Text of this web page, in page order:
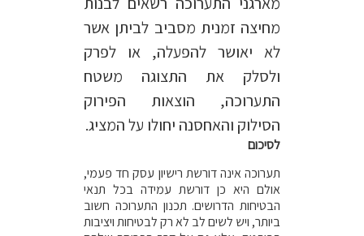
מחיצה זמנית מסביב לביתן אשר
לא יאושר להפעלה, או לפרק
ולסלק את התצוגה משטח
התערוכה, הוצאות הפירוק
הסילוק והאחסנה יחולו על המציג.
לסיכום
תערוכה אינה דורשת רישיון עסק חד פעמי,
אולם היא כן דורשת עמידה בכל תנאי
הבטיחות הדרושים. תכנון התערוכה חשוב
ביותר, ויש לשים לב לא רק לבטיחות ויציבות